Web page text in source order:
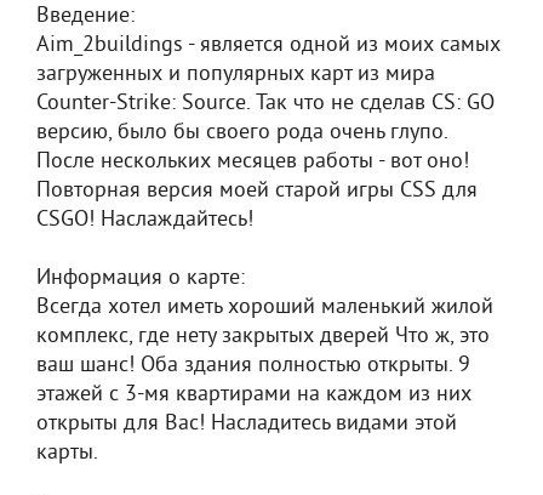
Введение:
Aim_2buildings - является одной из моих самых
загруженных и популярных карт из мира
Counter-Strike: Source. Так что не сделав CS: GO
версию, было бы своего рода очень глупо.
После нескольких месяцев работы - вот оно!
Повторная версия моей старой игры CSS для
CSGO! Наслаждайтесь!
Информация о карте:
Всегда хотел иметь хороший маленький жилой
комплекс, где нету закрытых дверей Что ж, это
ваш шанс! Оба здания полностью открыты. 9
этажей с 3-мя квартирами на каждом из них
открыты для Вас! Насладитесь видами этой
карты.